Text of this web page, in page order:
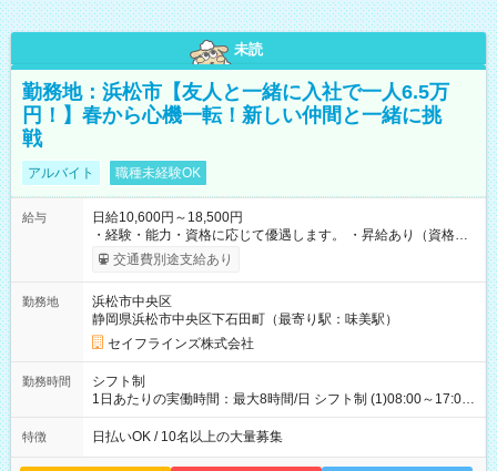
未読
勤務地：浜松市【友人と一緒に入社で一人6.5万
円！】春から心機一転！新しい仲間と一緒に挑
戦
アルバイト 職種未経験OK
給与
日給10,600円～18,500円
・経験・能力・資格に応じて優遇します。 ・昇給あり（資格取
得・勤務成績により随時） ・交通費全額支給（規定あり） ・日
払い・週払い制度あり（規定あり） ・早く勤務が終わっても日
支援あり（費用会社全額負担） ・紹介手当制度あり（最大
130,000円） 【試用期間】試用期間あり 試用期間の長さ：3ヶ月
雇用形態、給与は本採用時と同じです。
交通費別途支給あり
勤務地
浜松市中央区
静岡県浜松市中央区下石田町（最寄り駅：味美駅）
セイフラインズ株式会社
勤務時間
シフト制
1日あたりの実働時間：最大8時間/日 シフト制 (1)08:00～17:00
(2)21:00～06:00
特徴 日払いOK / 10名以上の大量募集